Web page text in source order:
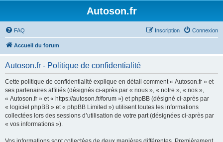
Autoson.fr
FAQ Connexion
Inscription
Accueil du forum
Autoson.fr - Politique de confidentialité
Cette politique de confidentialité explique en détail comment « Autoson.fr » et
ses partenaires affiliés (désignés ci-après par « nous », « notre », « nos »,
« Autoson.fr » et « https://autoson.fr/forum ») et phpBB (désigné ci-après par
« logiciel phpBB » et « phpBB Limited ») utilisent toutes les informations
collectées lors des sessions d’utilisation de votre part (désignées ci-après par
« vos informations »).